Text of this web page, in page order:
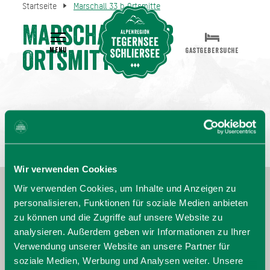
Wir verwenden Cookies
Wir verwenden Cookies, um Inhalte und Anzeigen zu
personalisieren, Funktionen für soziale Medien anbieten
zu können und die Zugriffe auf unsere Website zu
analysieren. Außerdem geben wir Informationen zu Ihrer
Verwendung unserer Website an unsere Partner für
soziale Medien, Werbung und Analysen weiter. Unsere
Startseite Marschall 33 b Ortsmitte
Marschall 33 b
Ortsmitte
MENU GASTGEBERSUCHE